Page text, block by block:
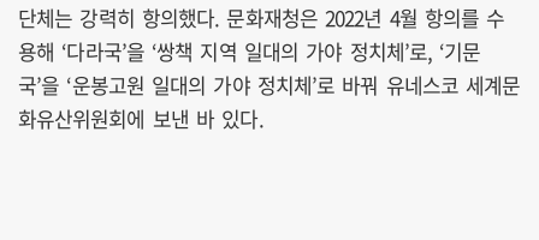
단체는 강력히 항의했다. 문화재청은 2022년 4월 항의를 수
용해 ‘다라국’을 ‘쌍책 지역 일대의 가야 정치체’로, ‘기문
국’을 ‘운봉고원 일대의 가야 정치체’로 바꿔 유네스코 세계문
화유산위원회에 보낸 바 있다.